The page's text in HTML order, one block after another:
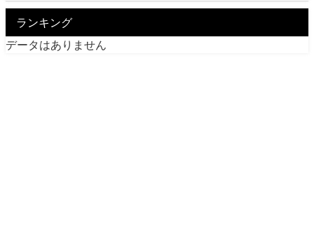
ランキング
データはありません